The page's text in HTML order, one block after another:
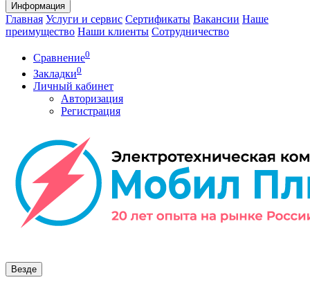
Информация
Главная Услуги и сервис Сертификаты Вакансии Наше
преимущество Наши клиенты Сотрудничество
Сравнение0
Закладки0
Личный кабинет
Авторизация
Регистрация
Везде